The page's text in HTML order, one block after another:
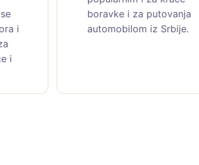
i
i
boravke i za putovanja
automobilom iz Srbije.